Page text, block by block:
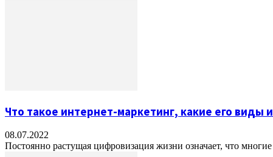
Что такое интернет-маркетинг, какие его виды
08.07.2022
Постоянно растущая цифровизация жизни означает, что